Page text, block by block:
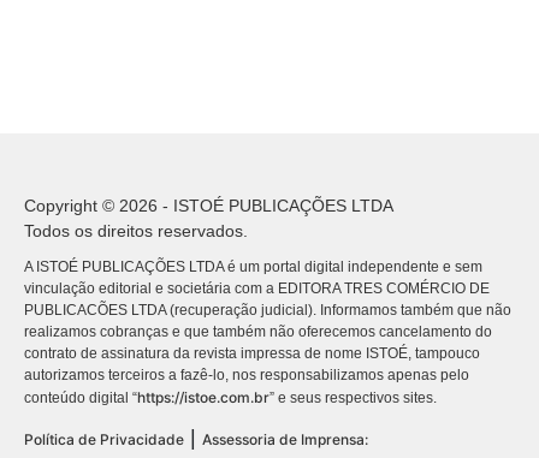
Copyright © 2026 - ISTOÉ PUBLICAÇÕES LTDA
Todos os direitos reservados.
A ISTOÉ PUBLICAÇÕES LTDA é um portal digital independente e sem
vinculação editorial e societária com a EDITORA TRES COMÉRCIO DE
PUBLICACÕES LTDA (recuperação judicial). Informamos também que não
realizamos cobranças e que também não oferecemos cancelamento do
contrato de assinatura da revista impressa de nome ISTOÉ, tampouco
autorizamos terceiros a fazê-lo, nos responsabilizamos apenas pelo
conteúdo digital “https://istoe.com.br” e seus respectivos sites.
Política de Privacidade Assessoria de Imprensa: